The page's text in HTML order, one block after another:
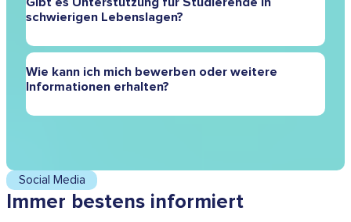
haben Studierende die Möglichkeit, individuelle
Interessen und Fähigkeiten einzubringen und
weiterzuentwickeln.
schwierigen Lebenslagen?
Ja, unsere Schule bietet ein unterstützendes Umfeld,
und die Lehrkräfte sind darauf vorbereitet, auf
individuelle Bedürfnisse und Problemlagen der
Studierenden einzugehen.
Wie kann ich mich bewerben oder weitere
Informationen erhalten?
Fachschule und ihre Angebote zu erfahren.
Social Media
Immer bestens informiert